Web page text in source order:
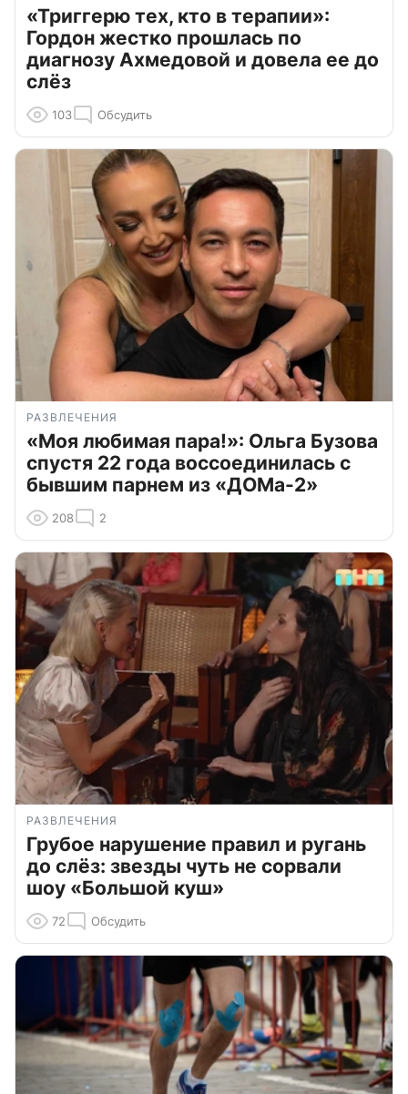
«Триггерю тех, кто в терапии»:
Гордон жестко прошлась по
диагнозу Ахмедовой и довела ее до
слёз
103 Обсудить
РАЗВЛЕЧЕНИЯ
«Моя любимая пара!»: Ольга Бузова
спустя 22 года воссоединилась с
бывшим парнем из «ДОМа-2»
208 2
РАЗВЛЕЧЕНИЯ
Грубое нарушение правил и ругань
до слёз: звезды чуть не сорвали
шоу «Большой куш»
72 Обсудить